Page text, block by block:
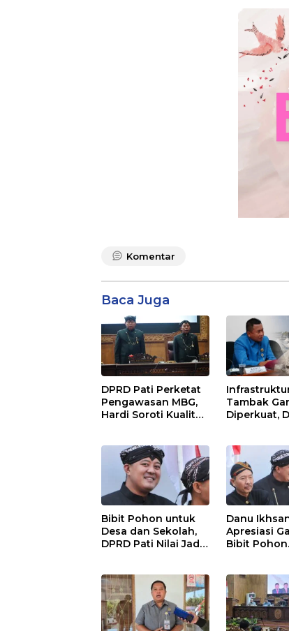
Komentar
Baca Juga
DPRD Pati Perketat
Pengawasan MBG,
Hardi Soroti Kualitas
Anggaran
Tambak
Diperkuat,
Lebih
Bibit Pohon untuk
Desa dan Sekolah,
DPRD Pati Nilai Jadi
Danu
Apresiasi
Bibit Pohon